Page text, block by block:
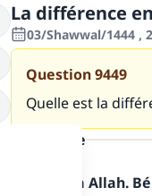
La différence
03/Shawwal/1444 ,
Question9449
Quelle est la
la réponse
Louange à Allah.